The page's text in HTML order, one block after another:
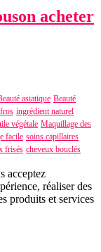
acheter
asiatique Beauté
ingrédient naturel
végétale Maquillage des
facile soins capillaires
frisés cheveux bouclés
acceptez
réaliser des
produits et services